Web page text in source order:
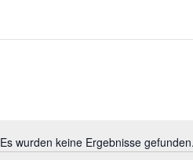
Hinweis
Es wurden keine Ergebnisse gefunden.